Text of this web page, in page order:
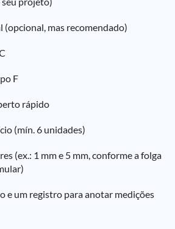
(opcional, mas recomendado)
F
rápido
(mín. 6 unidades)
(ex.: 1 mm e 5 mm, conforme a folga
e um registro para anotar medições